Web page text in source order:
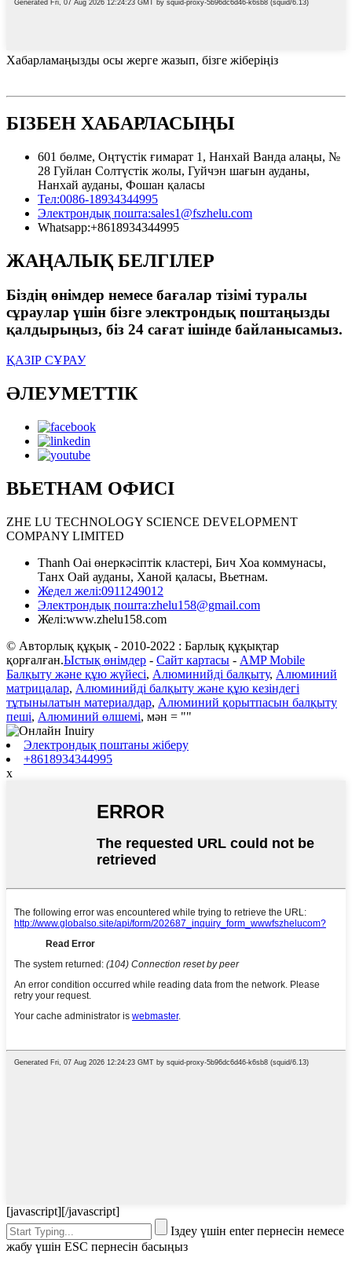
Хабарламаңызды осы жерге жазып, бізге жіберіңіз
БІЗБЕН ХАБАРЛАСЫҢЫ
601 бөлме, Оңтүстік ғимарат 1, Нанхай Ванда алаңы, №
28 Гуйлан Солтүстік жолы, Гуйчэн шағын ауданы,
Нанхай ауданы, Фошан қаласы
Тел:0086-18934344995
Электрондық пошта:sales1@fszhelu.com
Whatsapp:+8618934344995
ЖАҢАЛЫҚ БЕЛГІЛЕР
Біздің өнімдер немесе бағалар тізімі туралы
сұраулар үшін бізге электрондық поштаңызды
қалдырыңыз, біз 24 сағат ішінде байланысамыз.
ҚАЗІР СҰРАУ
ӘЛЕУМЕТТІК
ВЬЕТНАМ ОФИСІ
ZHE LU TECHNOLOGY SCIENCE DEVELOPMENT
COMPANY LIMITED
Thanh Oai өнеркәсіптік кластері, Бич Хоа коммунасы,
Танх Оай ауданы, Ханой қаласы, Вьетнам.
Жедел желі:0911249012
Электрондық пошта:zhelu158@gmail.com
Желі:www.zhelu158.com
© Авторлық құқық - 2010-2022 : Барлық құқықтар
қорғалған.Ыстық өнімдер - Сайт картасы - AMP Mobile
Балқыту және құю жүйесі, Алюминийді балқыту, Алюминий
матрицалар, Алюминийді балқыту және құю кезіндегі
тұтынылатын материалдар, Алюминий қорытпасын балқыту
пеші, Алюминий өлшемі, мән = ""
Электрондық поштаны жіберу
+8618934344995
x
[javascript][/javascript]
Іздеу үшін enter пернесін немесе
жабу үшін ESC пернесін басыңыз